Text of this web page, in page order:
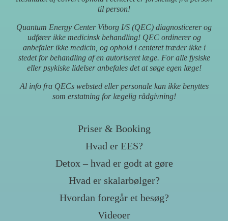
til person!
Quantum Energy Center Viborg I/S (QEC) diagnosticerer og
udfører ikke medicinsk behandling! QEC ordinerer og
anbefaler ikke medicin, og ophold i centeret træder ikke i
stedet for behandling af en autoriseret læge. For alle fysiske
eller psykiske lidelser anbefales det at søge egen læge!
Al info fra QECs websted eller personale kan ikke benyttes
som erstatning for lægelig rådgivning!
Priser & Booking
Hvad er EES?
Detox – hvad er godt at gøre
Hvad er skalarbølger?
Hvordan foregår et besøg?
Videoer